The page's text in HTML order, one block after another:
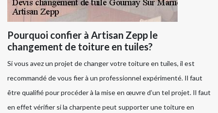
Pourquoi confier à Artisan Zepp le
changement de toiture en tuiles?
Si vous avez un projet de changer votre toiture en tuiles, il est
recommandé de vous fier à un professionnel expérimenté. Il faut
être qualifié pour procéder à la mise en œuvre d’un tel projet. Il faut
en effet vérifier si la charpente peut supporter une toiture en